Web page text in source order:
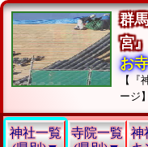
群
宮
お
【
ージ
神社一覧
寺院一覧 神